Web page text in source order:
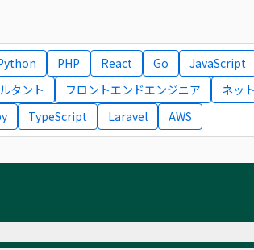
PHP React Go JavaScript
タント フロントエンドエンジニア ネッ
TypeScript Laravel AWS